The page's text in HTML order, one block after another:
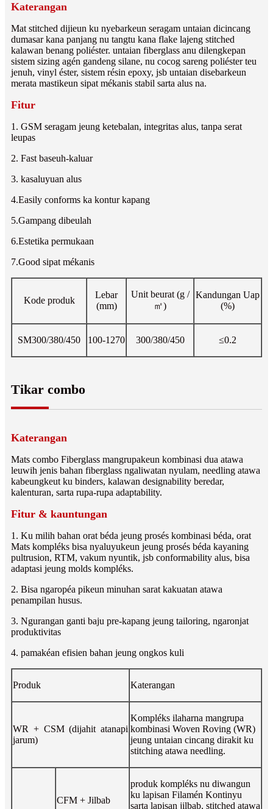
Katerangan
Mat stitched dijieun ku nyebarkeun seragam untaian dicincang
dumasar kana panjang nu tangtu kana flake lajeng stitched
kalawan benang poliéster. untaian fiberglass anu dilengkepan
sistem sizing agén gandeng silane, nu cocog sareng poliéster teu
jenuh, vinyl éster, sistem résin epoxy, jsb untaian disebarkeun
merata mastikeun sipat mékanis stabil sarta alus na.
Fitur
1. GSM seragam jeung ketebalan, integritas alus, tanpa serat
leupas
2. Fast baseuh-kaluar
3. kasaluyuan alus
4.Easily conforms ka kontur kapang
5.Gampang dibeulah
6.Estetika permukaan
7.Good sipat mékanis
Kode produk
Lebar
(mm)
Unit beurat (g /
㎡)
Kandungan Uap
(%)
SM300/380/450 100-1270 300/380/450 ≤0.2
Tikar combo
Katerangan
Mats combo Fiberglass mangrupakeun kombinasi dua atawa
leuwih jenis bahan fiberglass ngaliwatan nyulam, needling atawa
kabeungkeut ku binders, kalawan designability beredar,
kalenturan, sarta rupa-rupa adaptability.
Fitur & kauntungan
1. Ku milih bahan orat béda jeung prosés kombinasi béda, orat
Mats kompléks bisa nyaluyukeun jeung prosés béda kayaning
pultrusion, RTM, vakum nyuntik, jsb conformability alus, bisa
adaptasi jeung molds kompléks.
2. Bisa ngaropéa pikeun minuhan sarat kakuatan atawa
penampilan husus.
3. Ngurangan ganti baju pre-kapang jeung tailoring, ngaronjat
produktivitas
4. pamakéan efisien bahan jeung ongkos kuli
Produk Katerangan
WR + CSM (dijahit atanapi
jarum)
Kompléks ilaharna mangrupa
kombinasi Woven Roving (WR)
jeung untaian cincang dirakit ku
stitching atawa needling.
CFM + Jilbab
produk kompléks nu diwangun
ku lapisan Filamén Kontinyu
sarta lapisan jilbab, stitched atawa